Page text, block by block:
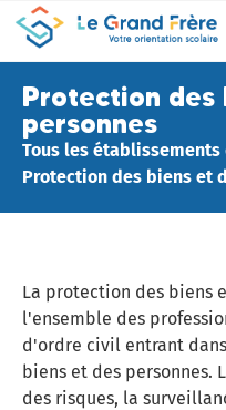
Protection des
personnes
Tous les
Protection des biens et
La protection des biens
l'ensemble des
d'ordre civil entrant
biens et des personnes.
des risques, la